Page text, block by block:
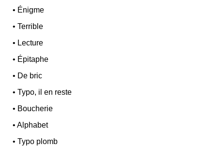
• Énigme
•Terrible
• Lecture
• Épitaphe
• De bric
•Typo, il en reste
• Boucherie
•Alphabet
•Typo plomb